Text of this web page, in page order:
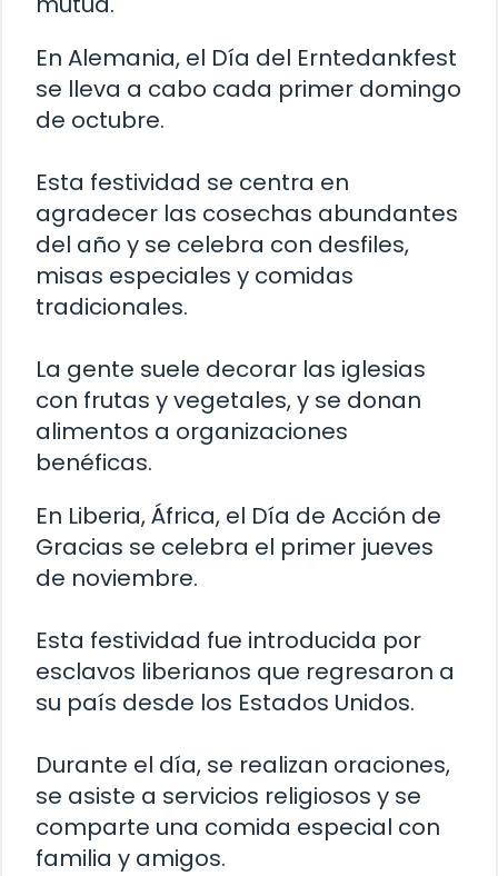
En Alemania, el Día del Erntedankfest
se lleva a cabo cada primer domingo
de octubre.
Esta festividad se centra en
agradecer las cosechas abundantes
del año y se celebra con desfiles,
misas especiales y comidas
tradicionales.
La gente suele decorar las iglesias
con frutas y vegetales, y se donan
alimentos a organizaciones
benéficas.
En Liberia, África, el Día de Acción de
Gracias se celebra el primer jueves
de noviembre.
Esta festividad fue introducida por
esclavos liberianos que regresaron a
su país desde los Estados Unidos.
Durante el día, se realizan oraciones,
se asiste a servicios religiosos y se
comparte una comida especial con
familia y amigos.